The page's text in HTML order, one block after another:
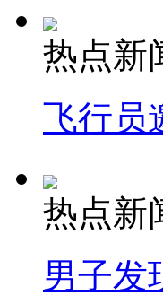
热点新
飞行员
热点新
男子发